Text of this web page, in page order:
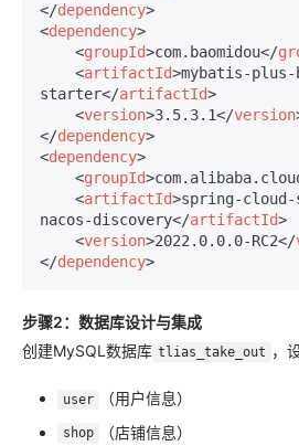
</dependency>
<dependency>
<groupId>com.baomidou</
<artifactId>mybatis-plus-
starter</artifactId>
<version>3.5.3.1</version
</dependency>
<dependency>
<groupId>
<artifactId>spring-
nacos-discovery</artifactId>
<version>2022.0.0.0-RC2</
</dependency>
步骤2：数据库设计与集成
创建MySQL数据库 tlias_take_out ，
user （用户信息）
shop （店铺信息）